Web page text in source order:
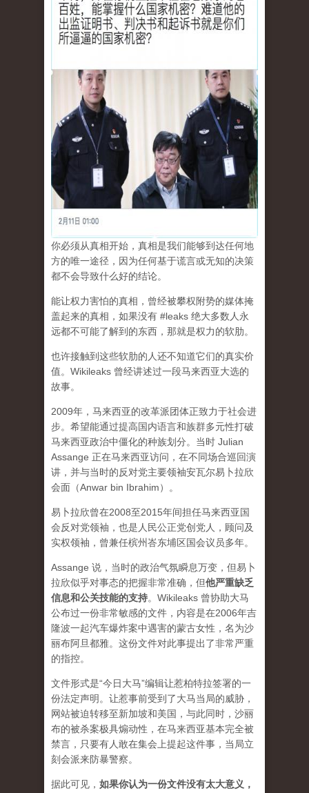
你必须从真相开始，真相是我们能够到达任何地
方的唯一途径，因为任何基于谎言或无知的决策
都不会导致什么好的结论。
能让权力害怕的真相，曾经被攀权附势的媒体掩
盖起来的真相，如果没有 #leaks 绝大多数人永
远都不可能了解到的东西，那就是权力的软肋。
也许接触到这些软肋的人还不知道它们的真实价
值。Wikileaks 曾经讲述过一段马来西亚大选的
故事。
2009年，马来西亚的改革派团体正致力于社会进
步。希望能通过提高国内语言和族群多元性打破
马来西亚政治中僵化的种族划分。当时 Julian
Assange 正在马来西亚访问，在不同场合巡回演
讲，并与当时的反对党主要领袖安瓦尔易卜拉欣
会面（Anwar bin Ibrahim）。
易卜拉欣曾在2008至2015年间担任马来西亚国
会反对党领袖，也是人民公正党创党人，顾问及
实权领袖，曾兼任槟州峇东埔区国会议员多年。
Assange 说，当时的政治气氛瞬息万变，但易卜
拉欣似乎对事态的把握非常准确，但他严重缺乏
信息和公关技能的支持。Wikileaks 曾协助大马
公布过一份非常敏感的文件，内容是在2006年吉
隆波一起汽车爆炸案中遇害的蒙古女性，名为沙
丽布阿旦都雅。这份文件对此事提出了非常严重
的指控。
文件形式是“今日大马”编辑让惹柏特拉签署的一
份法定声明。让惹事前受到了大马当局的威胁，
网站被迫转移至新加坡和美国，与此同时，沙丽
布的被杀案极具煽动性，在马来西亚基本完全被
禁言，只要有人敢在集会上提起这件事，当局立
刻会派来防暴警察。
据此可见， 如果你认为一份文件没有太大意义，